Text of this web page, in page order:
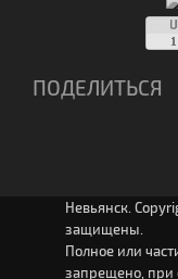
ПОДЕЛИТЬСЯ
Невьянск.
защищены.
Полное или
запрещено, при